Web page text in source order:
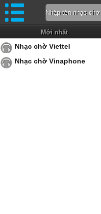
Mới nhất
Nhạc chờ Viettel
Nhạc chờ Vinaphone